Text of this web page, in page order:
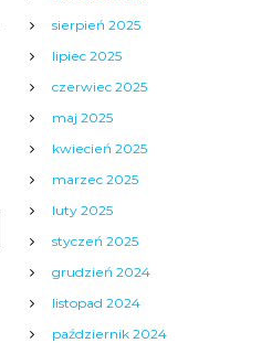
sierpień 2025
lipiec 2025
czerwiec 2025
maj 2025
kwiecień 2025
marzec 2025
luty 2025
styczeń 2025
grudzień 2024
listopad 2024
październik 2024